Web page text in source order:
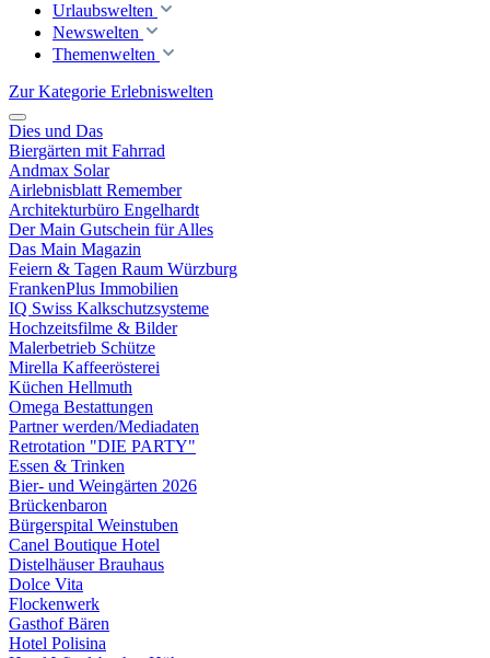
Urlaubswelten
Newswelten
Themenwelten
Zur Kategorie Erlebniswelten
Dies und Das
Biergärten mit Fahrrad
Andmax Solar
Airlebnisblatt Remember
Architekturbüro Engelhardt
Der Main Gutschein für Alles
Das Main Magazin
Feiern & Tagen Raum Würzburg
FrankenPlus Immobilien
IQ Swiss Kalkschutzsysteme
Hochzeitsfilme & Bilder
Malerbetrieb Schütze
Mirella Kaffeerösterei
Küchen Hellmuth
Omega Bestattungen
Partner werden/Mediadaten
Retrotation "DIE PARTY"
Essen & Trinken
Bier- und Weingärten 2026
Brückenbaron
Bürgerspital Weinstuben
Canel Boutique Hotel
Distelhäuser Brauhaus
Dolce Vita
Flockenwerk
Gasthof Bären
Hotel Polisina